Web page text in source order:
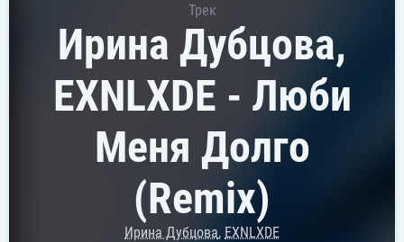
Трек
Ирина Дубцова,
EXNLXDE - Люби
Меня Долго
(Remix)
Ирина Дубцова, EXNLXDE